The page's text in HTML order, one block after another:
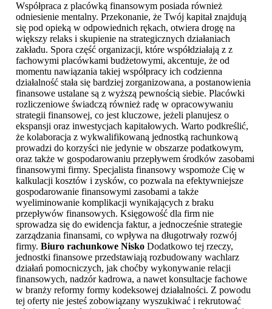
Współpraca z placówką finansowym posiada również
odniesienie mentalny. Przekonanie, że Twój kapitał znajdują
się pod opieką w odpowiednich rękach, otwiera drogę na
większy relaks i skupienie na strategicznych działaniach
zakładu. Spora część organizacji, które współdziałają z z
fachowymi placówkami budżetowymi, akcentuje, że od
momentu nawiązania takiej współpracy ich codzienna
działalność stała się bardziej zorganizowana, a postanowienia
finansowe ustalane są z wyższą pewnością siebie. Placówki
rozliczeniowe świadczą również radę w opracowywaniu
strategii finansowej, co jest kluczowe, jeżeli planujesz o
ekspansji oraz inwestycjach kapitałowych. Warto podkreślić,
że kolaboracja z wykwalifikowaną jednostką rachunkową
prowadzi do korzyści nie jedynie w obszarze podatkowym,
oraz także w gospodarowaniu przepływem środków zasobami
finansowymi firmy. Specjalista finansowy wspomoże Cię w
kalkulacji kosztów i zysków, co pozwala na efektywniejsze
gospodarowanie finansowymi zasobami a także
wyeliminowanie komplikacji wynikających z braku
przepływów finansowych. Księgowość dla firm nie
sprowadza się do ewidencja faktur, a jednocześnie strategie
zarządzania finansami, co wpływa na długotrwały rozwój
firmy. Biuro rachunkowe Nisko Dodatkowo tej rzeczy,
jednostki finansowe przedstawiają rozbudowany wachlarz
działań pomocniczych, jak choćby wykonywanie relacji
finansowych, nadzór kadrowa, a nawet konsultacje fachowe
w branży reformy formy kodeksowej działalności. Z powodu
tej oferty nie jesteś zobowiązany wyszukiwać i rekrutować